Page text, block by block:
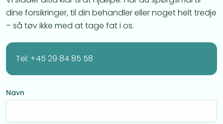
dine forsikringer, til din behandler eller noget helt tredje
– så tøv ikke med at tage fat i os.
Tel: +45 29 84 85 58
Navn